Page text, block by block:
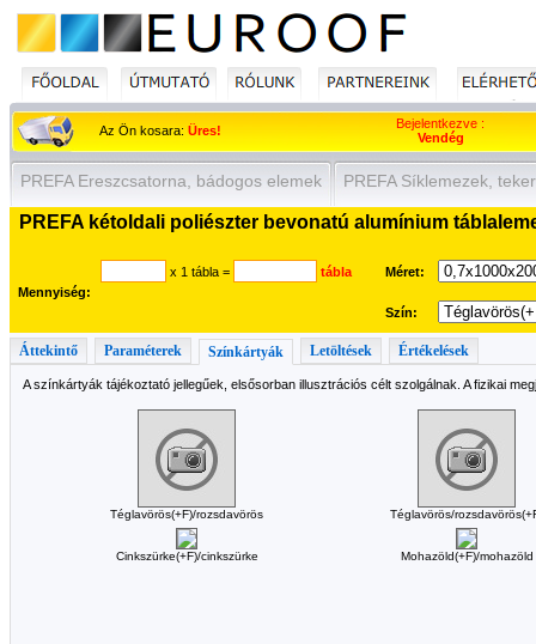
Az Ön kosara: Üres!
Bejelentkezve :
Vendég
PREFA Ereszcsatorna, bádogos elemek PREFA Síklemezek,
PREFA kétoldali poliészter bevonatú alumínium
Mennyiség:
x 1 tábla = tábla Méret:
Szín:
Áttekintő Paraméterek Színkártyák Letöltések Értékelések
A színkártyák tájékoztató jellegűek, elsősorban illusztrációs célt szolgálnak. A fizikai
Téglavörös(+F)/rozsdavörös Téglavörös/
Cinkszürke(+F)/cinkszürke Mohazöld(+F)/mohazöld